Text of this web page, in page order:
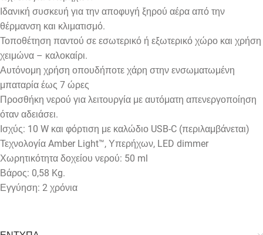
Ιδανική συσκευή για την αποφυγή ξηρού αέρα από την
θέρμανση και κλιματισμό.
Τοποθέτηση παντού σε εσωτερικό ή εξωτερικό χώρο και χρήση
χειμώνα – καλοκαίρι.
Αυτόνομη χρήση οπουδήποτε χάρη στην ενσωματωμένη
μπαταρία έως 7 ώρες
Προσθήκη νερού για λειτουργία με αυτόματη απενεργοποίηση
όταν αδειάσει.
Ισχύς: 10 W και φόρτιση με καλώδιο USB-C (περιλαμβάνεται)
Τεχνολογία Amber Light™, Υπερήχων, LED dimmer
Χωρητικότητα δοχείου νερού: 50 ml
Βάρος: 0,58 Kg.
Εγγύηση: 2 χρόνια